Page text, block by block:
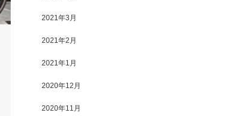
2021年3月
2021年2月
2021年1月
2020年12月
2020年11月